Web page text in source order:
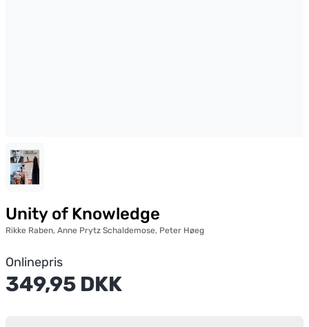
Unity of Knowledge
Rikke Raben, Anne Prytz Schaldemose, Peter Høeg
Onlinepris
349,95 DKK